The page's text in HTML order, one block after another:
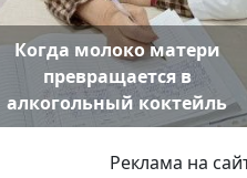
Когда молоко матери
превращается в
алкогольный коктейль
Реклама на